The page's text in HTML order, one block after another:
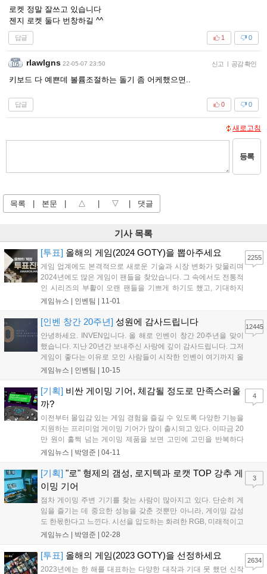
로켓 정말 잘쓰고 있습니다
젠지 로켓 둘다 번창하길 ^^
답글 0
1
rlawlgns 22-05-07 23:50 신고 | 공감 확인
키보드 다 예쁜데 볼륨조절하는 돌기 좀 어케했으면..
답글 0
0
새로고침
등록
목록 본문 △ ▽ 댓글
기사 목록
[투표] 올해의 게임(2024 GOTY)을 뽑아주세요
게임 업계에도 본격적으로 새로운 기술과 시장 변화가 맞물리며
2024년에도 많은 게임이 팬들을 찾았습니다. 그 속에서도 전통적
인 시리즈의 부활이 오랜 팬들을 기쁘게 하기도 했고, 기대하지
못했던 신작이 깜짝 흥행을 거두기도 했습니다. 특히 일본은 물론
3국에 대한 기대가 높아지기도 했습니다....
게임뉴스 | 인벤팀 | 11-01
2255
[인벤 창간 20주년] 성원에 감사드립니다
안녕하세요. INVEN입니다. 올 해로 인벤이 창간 20주년을 맞이
했습니다. 지난 20년간 보내주신 사랑에 깊이 감사드립니다. 그저
게임이 좋다는 이유로 모인 사람들이 시작한 인벤이 여기까지 올
수 있었던 것은 보내주신 사랑과 성원 덕분이라고 생각합니다. 이
이제는 그 말을 쓰지 못하고, '고작...
게임뉴스 | 인벤팀 | 10-15
12445
[기획] 비싼 게이밍 기어, 체감될 정도로 만족스러울
까?
이전부터 몰입감 있는 게임 경험을 즐길 수 있도록 다양한 기능을
지원하는 프리미엄 게이밍 기어가 많이 출시되고 있다. 이따금 20
만 원이 훌쩍 넘는 게이밍 제품을 보면 고민에 고민을 반복하다
결국 가격이라는 장벽에 막혀 뒤돌아서는 날이 많았다. 그러다 문
게임뉴스 | 박영준 | 04-11
4
[기획] "로" 형제의 갬성, 로지텍과 로캣 TOP 강추 게
이밍 기어
점차 게이밍 주변 기기를 찾는 사람이 많아지고 있다. 단순히 게
임을 즐기는 데 중요한 성능을 갖춘 것뿐만 아니라, 게이밍 감성
도 한몫한다고 느낀다. 시선을 압도하는 화려한 RGB, 미래적이고
날카로운 멋이 담긴 디자인, 더욱 편하게 사용할 수 있는 확장성
지고 있다....
게임뉴스 | 박영준 | 02-28
3
[투표] 올해의 게임(2023 GOTY)을 선정하세요
2023년에는 한 해를 대표하는 다양한 대작과 기대 못 했던 신작
2634